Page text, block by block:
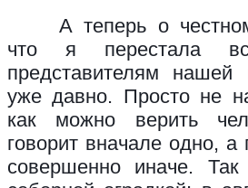
А теперь о
что я перестала
представителям нашей
уже давно. Просто не
как можно верить
говорит вначале одно, а
совершенно иначе.